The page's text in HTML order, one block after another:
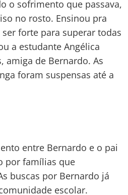
o sofrimento que passava,
no rosto. Ensinou pra
forte para superar todas
a estudante Angélica
amiga de Bernardo. As
foram suspensas até a
entre Bernardo e o pai
por famílias que
buscas por Bernardo já
escolar.